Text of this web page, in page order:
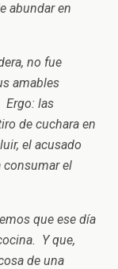
abundar en
no fue
amables
Ergo: las
de cuchara en
el acusado
consumar el
que ese día
Y que,
de una